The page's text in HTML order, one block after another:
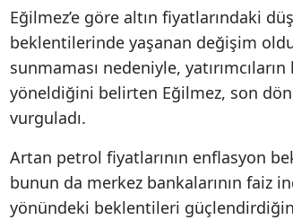
Eğilmez’e göre altın fiyatlarındaki
beklentilerinde yaşanan değişim
sunmaması nedeniyle,
yöneldiğini belirten Eğilmez, son
vurguladı.
Artan petrol fiyatlarının enflasyon
bunun da merkez bankalarının faiz
yönündeki beklentileri